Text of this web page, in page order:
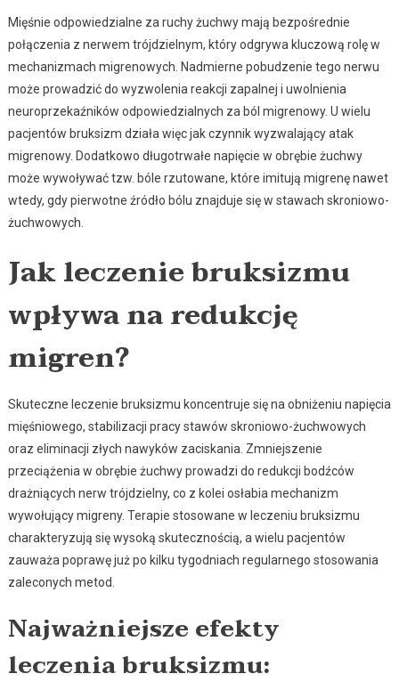
Mięśnie odpowiedzialne za ruchy żuchwy mają bezpośrednie
połączenia z nerwem trójdzielnym, który odgrywa kluczową rolę w
mechanizmach migrenowych. Nadmierne pobudzenie tego nerwu
może prowadzić do wyzwolenia reakcji zapalnej i uwolnienia
neuroprzekaźników odpowiedzialnych za ból migrenowy. U wielu
pacjentów bruksizm działa więc jak czynnik wyzwalający atak
migrenowy. Dodatkowo długotrwałe napięcie w obrębie żuchwy
może wywoływać tzw. bóle rzutowane, które imitują migrenę nawet
wtedy, gdy pierwotne źródło bólu znajduje się w stawach skroniowo-
żuchwowych.
Jak leczenie bruksizmu
wpływa na redukcję
migren?
Skuteczne leczenie bruksizmu koncentruje się na obniżeniu napięcia
mięśniowego, stabilizacji pracy stawów skroniowo-żuchwowych
oraz eliminacji złych nawyków zaciskania. Zmniejszenie
przeciążenia w obrębie żuchwy prowadzi do redukcji bodźców
drażniących nerw trójdzielny, co z kolei osłabia mechanizm
wywołujący migreny. Terapie stosowane w leczeniu bruksizmu
charakteryzują się wysoką skutecznością, a wielu pacjentów
zauważa poprawę już po kilku tygodniach regularnego stosowania
zaleconych metod.
Najważniejsze efekty
leczenia bruksizmu: